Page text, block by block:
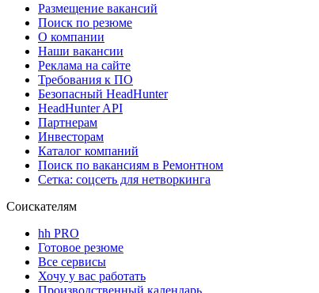
Размещение вакансий
Поиск по резюме
О компании
Наши вакансии
Реклама на сайте
Требования к ПО
Безопасный HeadHunter
HeadHunter API
Партнерам
Инвесторам
Каталог компаний
Поиск по вакансиям в Ремонтном
Сетка: соцсеть для нетворкинга
Соискателям
hh PRO
Готовое резюме
Все сервисы
Хочу у вас работать
Производственный календарь